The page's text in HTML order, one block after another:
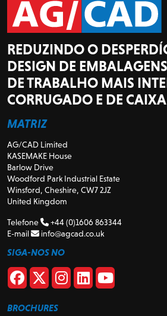
REDUZINDO O
DESIGN DE
DE TRABALHO MAIS
CORRUGADO E DE CAIXA
MATRIZ
AG/CAD Limited
KASEMAKE House
Barlow Drive
Woodford Park Industrial Estate
Winsford, Cheshire, CW7 2JZ
United Kingdom
Telefone
+44 (0)1606 863344
E-mail
info@agcad.co.uk
SIGA-NOS NO
BROCHURES